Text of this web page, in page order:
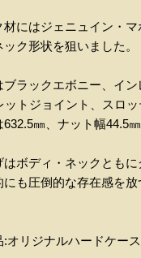
材にはジェニュイン・
ク形状を狙いました。
ブラックエボニー、イン
ットジョイント、スロ
㎜、ナット幅44.5㎜
はボディ・ネックとも
にも圧倒的な存在感を放
:オリジナルハードケー